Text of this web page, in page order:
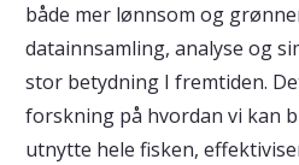
både mer lønnsom og
datainnsamling, analyse og
stor betydning I fremtiden.
forskning på hvordan vi kan
utnytte hele fisken,